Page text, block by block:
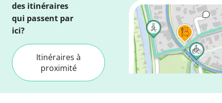
des itinéraires
qui passent par
ici?
Itinéraires à
proximité